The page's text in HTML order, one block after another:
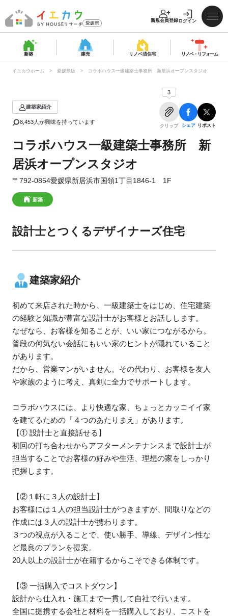
愛媛県 新規会員登録ログイン
新築 建売 リノベ済住宅 リノベ・ リフォーム
イエカウホーム 愛媛県版 コラボハウス一級建築士事務所 新居浜オープンスタジオ
コラボハウス一級建築士事務所 新
居浜オープンスタジオ
建築家紹介
8,453人が興味を持っています
3
クリップ シェア リポスト
〒792-0854愛媛県新居浜市国領1丁目1846-1 1F
新築
設計士とつくるデザイナーズ住宅
建築家紹介
初めて来店された時から、一級建築士をはじめ、住宅建築
の経験と知識が豊富な設計士がお客様とお話しします。
なぜなら、お客様を知ることが、いい家につながるから。
普段の何気ない会話にもいい家のヒントが隠れていること
があります。
だから、営業マンがいません。その代わり、お客様を友人
や家族のように考え、真剣に全力でサポートします。
コラボハウスには、より快適な家、ちょっとカッコイイ家
を建てるための「４つのあたりまえ」があります。
【① 設計士と直接話せる】
初回の打ち合わせからアフターメンテナンスまで設計士が
担当することでお客様の好みや生活、理想の家をしっかり
把握します。
【②１軒に３人の設計士】
お客様には１人の担当設計士がつきますが、間取りなどの
作成には３人の設計士が携わります。
３つの視点が入ることで、使い勝手、導線、デザイン性な
ど最良のプランを提案。
20人以上の設計士が在籍するからこそできる体制です。
【③ 一括購入でコストダウン】
設計から仕入れ・施工まで一貫して自社で行います。
全国に提携する会社と材料を一括購入しており、コストを